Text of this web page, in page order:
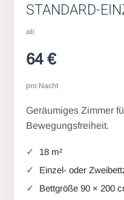
STANDARD-
ab
64 €
pro Nacht
Geräumiges Zimmer
Bewegungsfreiheit.
18 m²
Einzel- oder
Bettgröße 90 × 200